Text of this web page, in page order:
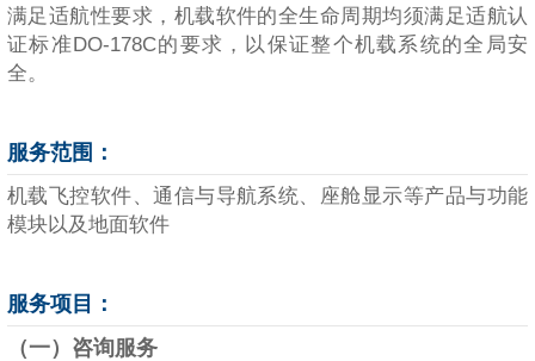
满足适航性要求，机载软件的全生命周期均须满足适航认
证标准DO-178C的要求，以保证整个机载系统的全局安
全。
服务范围：
机载飞控软件、通信与导航系统、座舱显示等产品与功能
模块以及地面软件
服务项目：
（一）咨询服务